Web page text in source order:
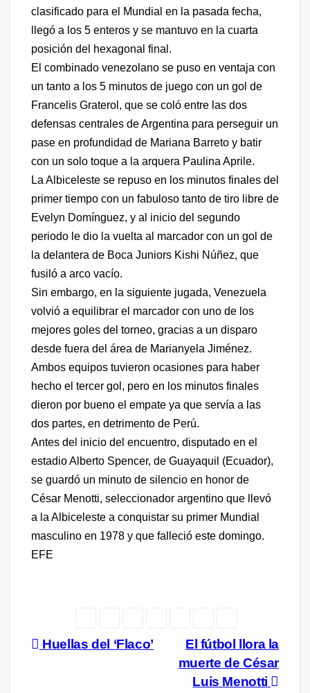
clasificado para el Mundial en la pasada fecha,
llegó a los 5 enteros y se mantuvo en la cuarta
posición del hexagonal final.
El combinado venezolano se puso en ventaja con
un tanto a los 5 minutos de juego con un gol de
Francelis Graterol, que se coló entre las dos
defensas centrales de Argentina para perseguir un
pase en profundidad de Mariana Barreto y batir
con un solo toque a la arquera Paulina Aprile.
La Albiceleste se repuso en los minutos finales del
primer tiempo con un fabuloso tanto de tiro libre de
Evelyn Domínguez, y al inicio del segundo
periodo le dio la vuelta al marcador con un gol de
la delantera de Boca Juniors Kishi Núñez, que
fusiló a arco vacío.
Sin embargo, en la siguiente jugada, Venezuela
volvió a equilibrar el marcador con uno de los
mejores goles del torneo, gracias a un disparo
desde fuera del área de Marianyela Jiménez.
Ambos equipos tuvieron ocasiones para haber
hecho el tercer gol, pero en los minutos finales
dieron por bueno el empate ya que servía a las
dos partes, en detrimento de Perú.
Antes del inicio del encuentro, disputado en el
estadio Alberto Spencer, de Guayaquil (Ecuador),
se guardó un minuto de silencio en honor de
César Menotti, seleccionador argentino que llevó
a la Albiceleste a conquistar su primer Mundial
masculino en 1978 y que falleció este domingo.
EFE
Navegación
El fútbol llora la
muerte de César
Luis Menotti
Huellas del ‘Flaco’